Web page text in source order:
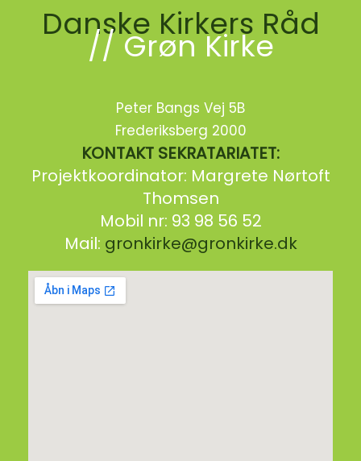
Danske Kirkers Råd
// Grøn Kirke
Peter Bangs Vej 5B
Frederiksberg 2000
KONTAKT SEKRATARIATET:
Projektkoordinator: Margrete Nørtoft
Thomsen
Mobil nr: 93 98 56 52
Mail: gronkirke@gronkirke.dk